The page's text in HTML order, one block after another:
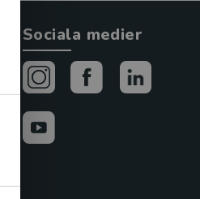
Sociala medier